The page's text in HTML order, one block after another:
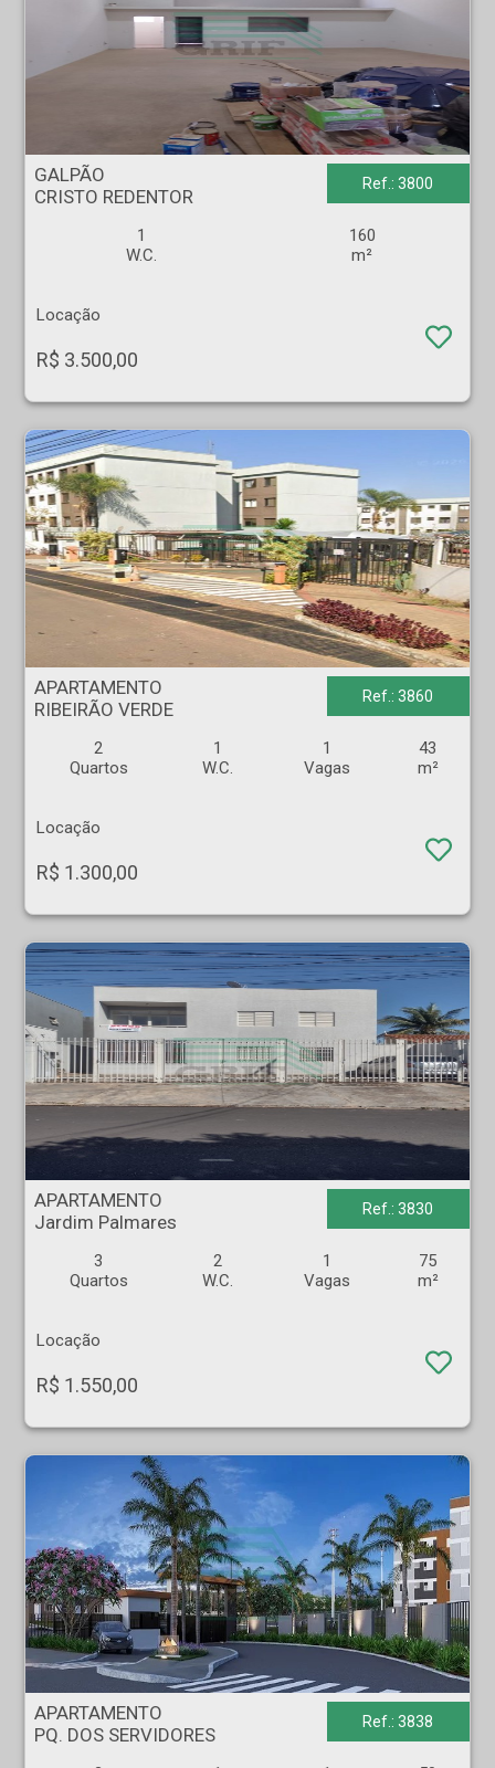
GALPÃO - CRISTO REDENTOR - Ribeirão Preto
GALPÃO
CRISTO REDENTOR
Ref.: 3800
1
W.C.
160
m²
Locação
R$ 3.500,00
APARTAMENTO - RIBEIRÃO VERDE - Ribeirão Preto
APARTAMENTO
RIBEIRÃO VERDE
Ref.: 3860
2
Quartos
1
W.C.
1
Vagas
43
m²
Locação
R$ 1.300,00
APARTAMENTO
Jardim Palmares
Ref.: 3830
3
Quartos
2
W.C.
1
Vagas
75
m²
Locação
R$ 1.550,00
APARTAMENTO - PQ. DOS SERVIDORES - Ribeirão Preto
APARTAMENTO
PQ. DOS SERVIDORES
Ref.: 3838